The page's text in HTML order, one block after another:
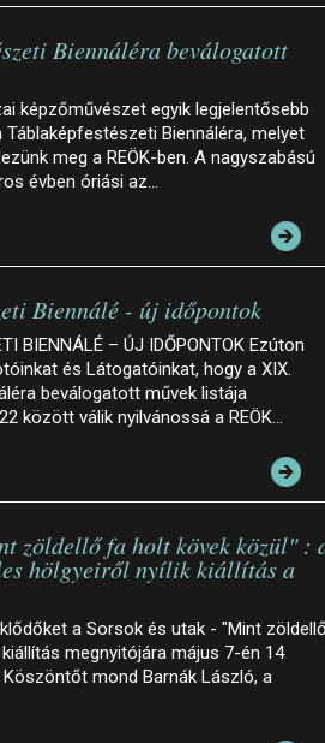
Biennáléra beválogatott
képzőművészet egyik legjelentősebb
Biennáléra, melyet
meg a REÖK-ben. A nagyszabású
évben óriási az…
Biennálé - új időpontok
BIENNÁLÉ – ÚJ IDŐPONTOK Ezúton
és Látogatóinkat, hogy a XIX.
beválogatott művek listája
között válik nyilvánossá a REÖK…
zöldellő fa holt kövek közül" :
hölgyeiről nyílik kiállítás a
a Sorsok és utak - "Mint
megnyitójára május 7-én 14
mond Barnák László, a